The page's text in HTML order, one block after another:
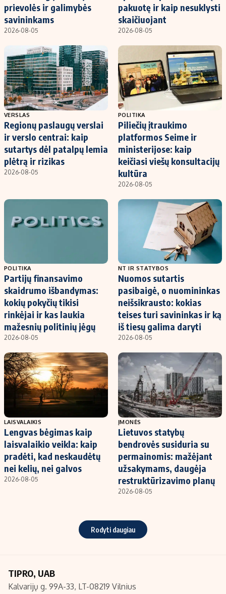
prievolės ir galimybės
savininkams
2026-08-05
pakuotę ir kaip nesuklysti
skaičiuojant
2026-08-05
VERSLAS
Regionų paslaugų verslai
ir verslo centrai: kaip
sutartys dėl patalpų lemia
plėtrą ir rizikas
2026-08-05
POLITIKA
Piliečių įtraukimo
platformos Seime ir
ministerijose: kaip
keičiasi viešų konsultacijų
kultūra
2026-08-05
POLITIKA
Partijų finansavimo
skaidrumo išbandymas:
kokių pokyčių tikisi
rinkėjai ir kas laukia
mažesnių politinių jėgų
2026-08-05
NT IR STATYBOS
Nuomos sutartis
pasibaigė, o nuomininkas
neišsikrausto: kokias
teises turi savininkas ir ką
iš tiesų galima daryti
2026-08-05
LAISVALAIKIS
Lengvas bėgimas kaip
laisvalaikio veikla: kaip
pradėti, kad neskaudėtų
nei kelių, nei galvos
2026-08-05
ĮMONĖS
Lietuvos statybų
bendrovės susiduria su
permainomis: mažėjant
užsakymams, daugėja
restruktūrizavimo planų
2026-08-05
Rodyti daugiau
TIPRO, UAB
Kalvarijų g. 99A-33, LT-08219 Vilnius